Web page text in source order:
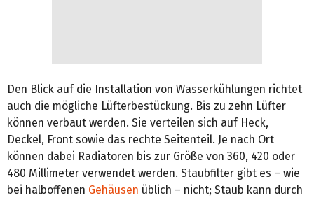
Den Blick auf die Installation von Wasserkühlungen richtet
auch die mögliche Lüfterbestückung. Bis zu zehn Lüfter
können verbaut werden. Sie verteilen sich auf Heck,
Deckel, Front sowie das rechte Seitenteil. Je nach Ort
können dabei Radiatoren bis zur Größe von 360, 420 oder
480 Millimeter verwendet werden. Staubfilter gibt es – wie
bei halboffenen Gehäusen üblich – nicht; Staub kann durch